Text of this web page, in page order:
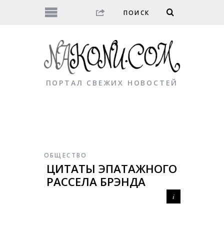
ПОРТАЛ СВЕЖИХ НОВОСТЕЙ
ОБЩЕСТВО
ЦИТАТЫ ЭПАТАЖНОГО
РАССЕЛА БРЭНДА